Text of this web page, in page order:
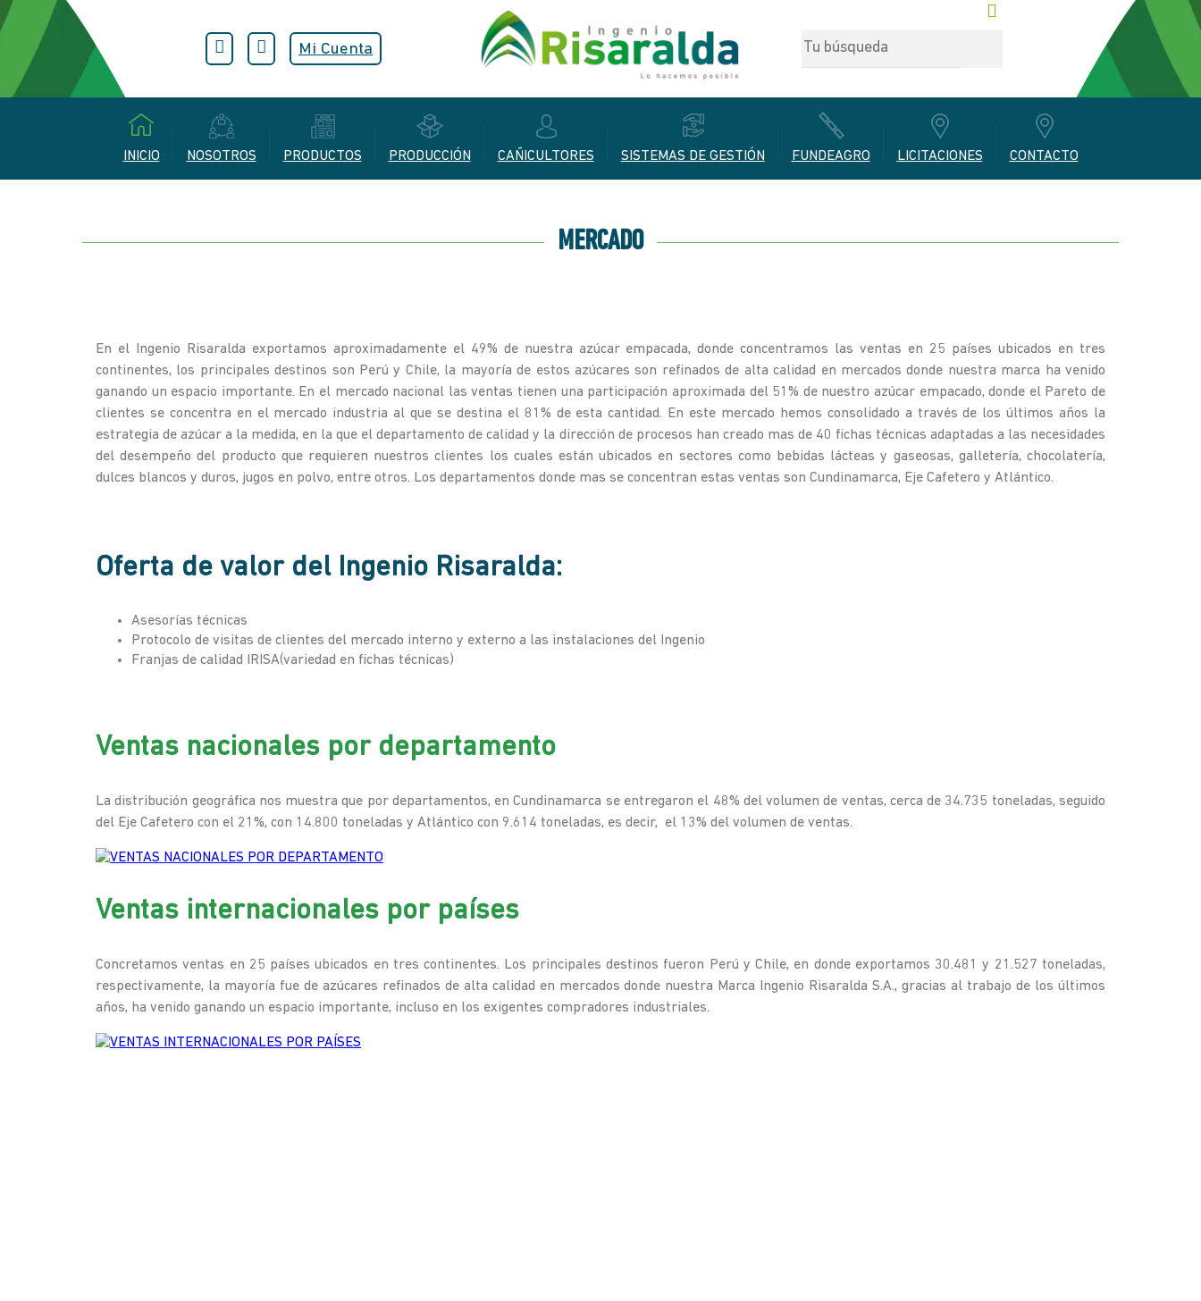
Mi Cuenta
INICIO NOSOTROS PRODUCTOS PRODUCCIÓN CAÑICULTORES SISTEMAS DE GESTIÓN FUNDEAGRO LICITACIONES CONTACTO
MERCADO
En el Ingenio Risaralda exportamos aproximadamente el 49% de nuestra azúcar empacada, donde concentramos las ventas en 25 países ubicados en tres
continentes, los principales destinos son Perú y Chile, la mayoría de estos azúcares son refinados de alta calidad en mercados donde nuestra marca ha venido
ganando un espacio importante. En el mercado nacional las ventas tienen una participación aproximada del 51% de nuestro azúcar empacado, donde el Pareto de
clientes se concentra en el mercado industria al que se destina el 81% de esta cantidad. En este mercado hemos consolidado a través de los últimos años la
estrategia de azúcar a la medida, en la que el departamento de calidad y la dirección de procesos han creado mas de 40 fichas técnicas adaptadas a las necesidades
del desempeño del producto que requieren nuestros clientes los cuales están ubicados en sectores como bebidas lácteas y gaseosas, galletería, chocolatería,
dulces blancos y duros, jugos en polvo, entre otros. Los departamentos donde mas se concentran estas ventas son Cundinamarca, Eje Cafetero y Atlántico.
Oferta de valor del Ingenio Risaralda:
Asesorías técnicas
Protocolo de visitas de clientes del mercado interno y externo a las instalaciones del Ingenio
Franjas de calidad IRISA(variedad en fichas técnicas)
Ventas nacionales por departamento
La distribución geográfica nos muestra que por departamentos, en Cundinamarca se entregaron el 48% del volumen de ventas, cerca de 34.735 toneladas, seguido
del Eje Cafetero con el 21%, con 14.800 toneladas y Atlántico con 9.614 toneladas, es decir,
el 13% del volumen de ventas.
Ventas internacionales por países
Concretamos ventas en 25 países ubicados en tres continentes. Los principales destinos fueron Perú y Chile, en donde exportamos 30.481 y 21.527 toneladas,
respectivamente, la mayoría fue de azúcares refinados de alta calidad en mercados donde nuestra Marca Ingenio Risaralda S.A., gracias al trabajo de los últimos
años, ha venido ganando un espacio importante, incluso en los exigentes compradores industriales.